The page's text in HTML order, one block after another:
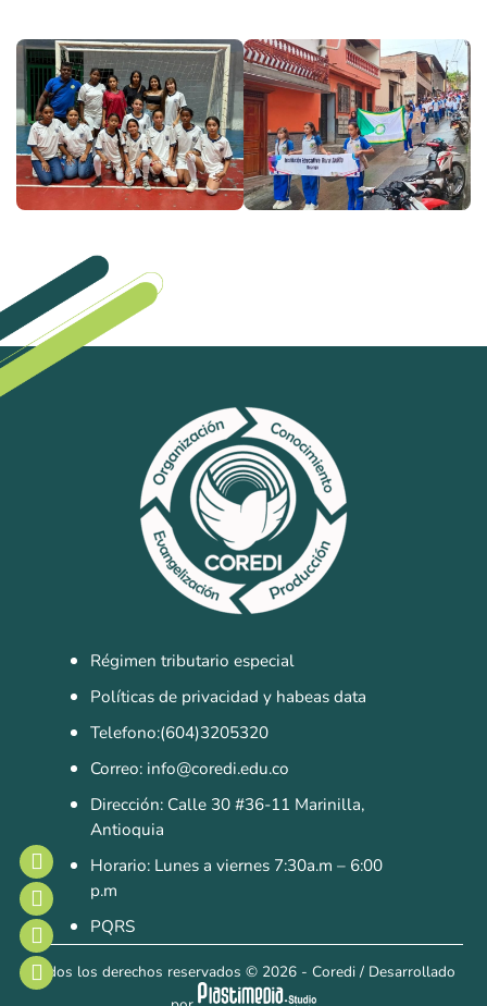
Sistemas de Gestión
Gestión de la Calidad
Gestión Humana
Seguridad y Salud en el Trabajo
Régimen tributario especial
Políticas de privacidad y habeas data
Telefono:(604)3205320
Correo: info@coredi.edu.co
Dirección: Calle 30 #36-11 Marinilla,
Antioquia
Horario: Lunes a viernes 7:30a.m – 6:00
p.m
PQRS
Todos los derechos reservados © 2026 - Coredi / Desarrollado